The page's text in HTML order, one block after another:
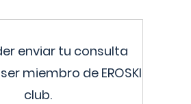
enviar tu consulta
miembro de EROSKI
club.